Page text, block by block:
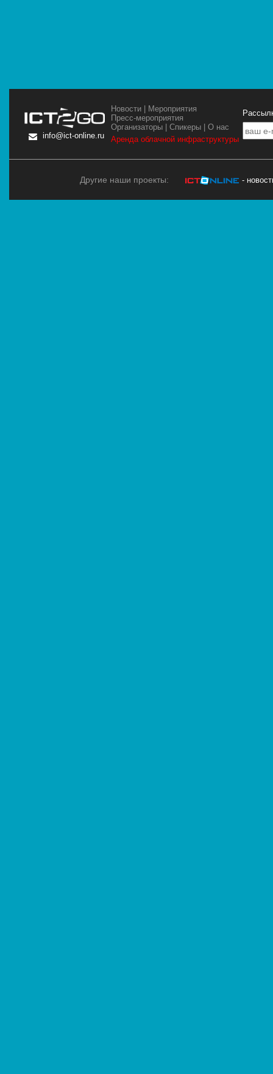
info@ict-online.ru
Новости
Мероприятия
Пресс-мероприятия
Организаторы |Спикеры |О нас
Аренда облачной инфраструктуры
Другие наши проекты: -